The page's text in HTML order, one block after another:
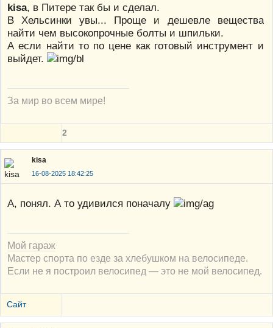
kisa, в Питере так бы и сделал.
В Хельсинки увы... Проще и дешевле вещества
найти чем высокопрочные болты и шпильки.
А если найти то по цене как готовый инструмент и
выйдет.
За мир во всем мире!
2
kisa
16-08-2025 18:42:25
А, понял. А то удивился поначалу
Мой гараж
Мастер спорта по езде за хлебушком на велосипеде.
Если не я построил велосипед — это не мой велосипед.
Сайт